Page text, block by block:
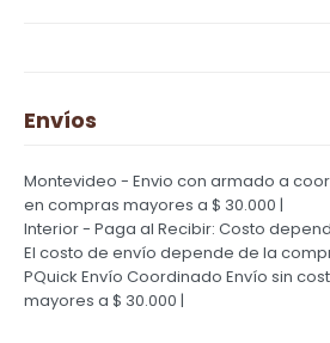
Envíos
Montevideo - Envio con armado a
en compras mayores a $ 30.000 |
Interior - Paga al Recibir: Costo
El costo de envío depende de la
PQuick Envío Coordinado Envío sin
mayores a $ 30.000 |